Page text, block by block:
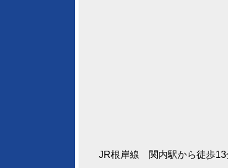
JR根岸線 関内駅から徒歩13